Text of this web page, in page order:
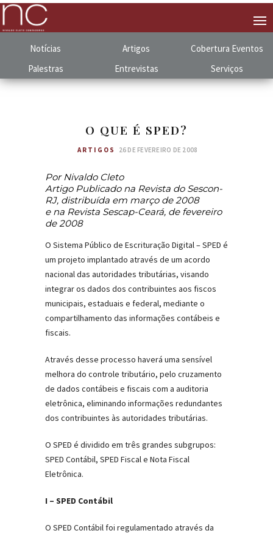
Notícias Artigos Cobertura Eventos
Palestras
Entrevistas Serviços
O QUE É SPED?
ARTIGOS 26 DE FEVEREIRO DE 2008
Por Nivaldo Cleto
Artigo Publicado na Revista do Sescon-
RJ, distribuída em março de 2008
e na Revista Sescap-Ceará, de fevereiro
de 2008
O Sistema Público de Escrituração Digital – SPED é
um projeto implantado através de um acordo
nacional das autoridades tributárias, visando
integrar os dados dos contribuintes aos fiscos
municipais, estaduais e federal, mediante o
compartilhamento das informações contábeis e
fiscais.
Através desse processo haverá uma sensível
melhora do controle tributário, pelo cruzamento
de dados contábeis e fiscais com a auditoria
eletrônica, eliminando informações redundantes
dos contribuintes às autoridades tributárias.
O SPED é dividido em três grandes subgrupos:
SPED Contábil, SPED Fiscal e Nota Fiscal
Eletrônica.
I – SPED Contábil
O SPED Contábil foi regulamentado através da